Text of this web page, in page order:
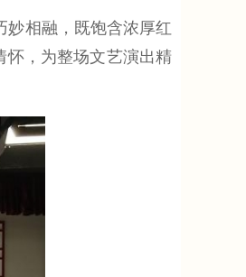
相融，既饱含浓厚红
怀，为整场文艺演出精